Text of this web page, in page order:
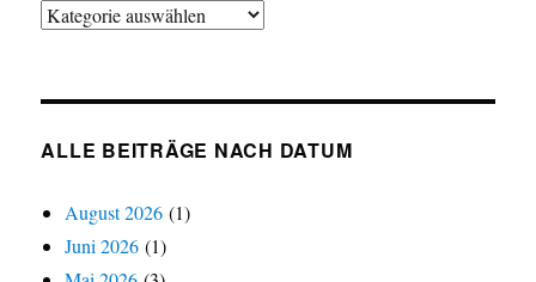
Alle
ALLE BEITRÄGE NACH DATUM
August 2026 (1)
Juni 2026 (1)